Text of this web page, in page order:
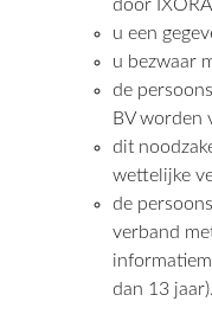
door
u een
u bezwaar
de
BV worden
dit
wettelijke
de
verband
dan 13 jaar).